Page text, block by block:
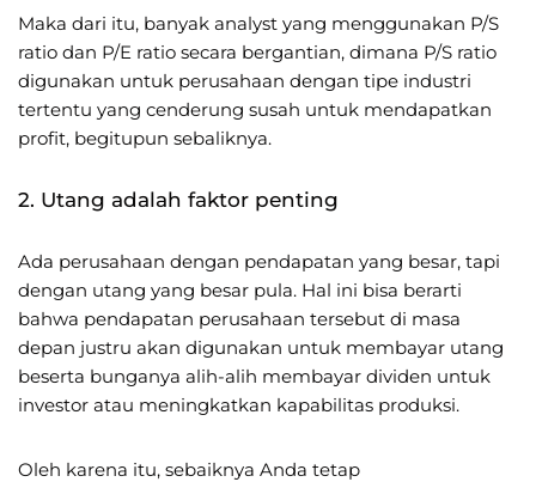
Maka dari itu, banyak analyst yang menggunakan P/S
ratio dan P/E ratio secara bergantian, dimana P/S ratio
digunakan untuk perusahaan dengan tipe industri
tertentu yang cenderung susah untuk mendapatkan
profit, begitupun sebaliknya.
2. Utang adalah faktor penting
Ada perusahaan dengan pendapatan yang besar, tapi
dengan utang yang besar pula. Hal ini bisa berarti
bahwa pendapatan perusahaan tersebut di masa
depan justru akan digunakan untuk membayar utang
beserta bunganya alih-alih membayar dividen untuk
investor atau meningkatkan kapabilitas produksi.
Oleh karena itu, sebaiknya Anda tetap